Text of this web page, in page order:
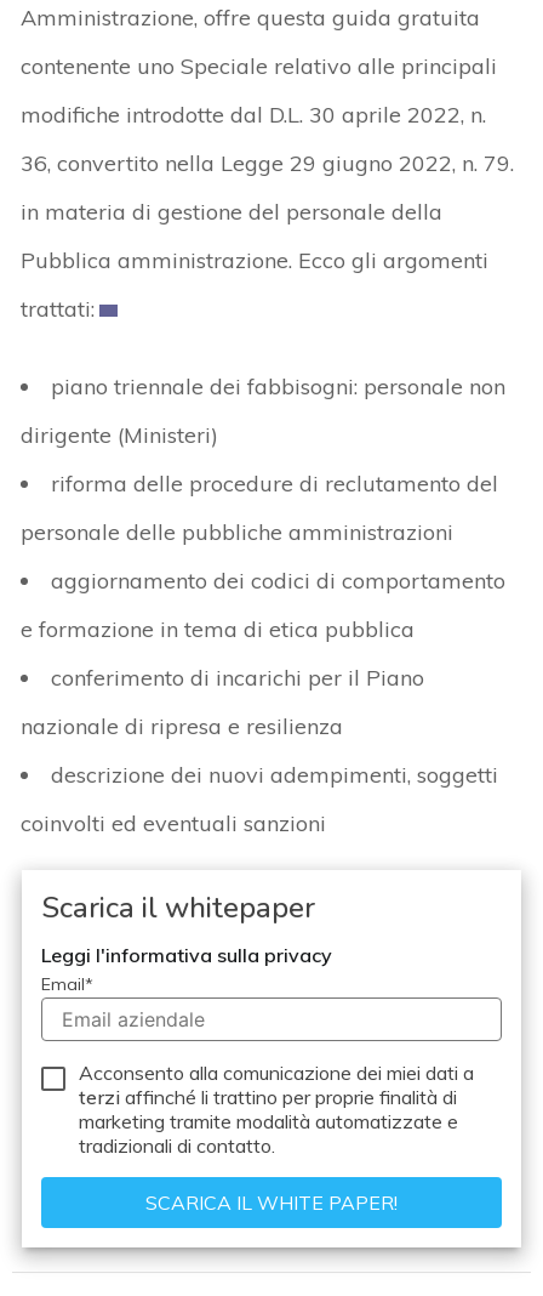
Amministrazione, offre questa guida gratuita
contenente uno Speciale relativo alle principali
modifiche introdotte dal D.L. 30 aprile 2022, n.
36, convertito nella Legge 29 giugno 2022, n. 79.
in materia di gestione del personale della
Pubblica amministrazione. Ecco gli argomenti
trattati:
piano triennale dei fabbisogni: personale non
dirigente (Ministeri)
riforma delle procedure di reclutamento del
personale delle pubbliche amministrazioni
aggiornamento dei codici di comportamento
e formazione in tema di etica pubblica
conferimento di incarichi per il Piano
nazionale di ripresa e resilienza
descrizione dei nuovi adempimenti, soggetti
coinvolti ed eventuali sanzioni
Scarica il whitepaper
Leggi l'informativa sulla privacy
Email*
Acconsento alla comunicazione dei miei dati a
terzi affinché li trattino per proprie finalità di
marketing tramite modalità automatizzate e
tradizionali di contatto.